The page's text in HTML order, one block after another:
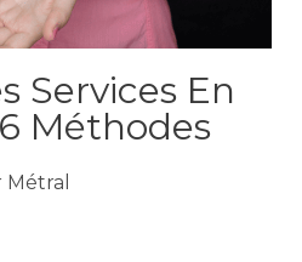
Services En
Méthodes
Métral